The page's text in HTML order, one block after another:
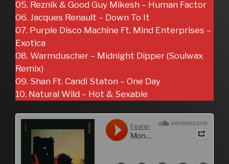
05. Reznik & Good Guy Mikesh – Human Factor
06. Jacques Renault – Down To It
07. Purple Disco Machine Ft. Mind Enterprises –
Exotica
08. Warmduscher – Midnight Dipper (Soulwax
Remix)
09. Shan Ft. Candi Staton – One Day
10. Natural Wild – Hot & Sexable